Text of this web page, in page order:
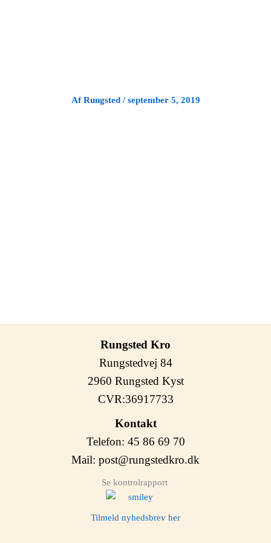
AfRungsted /september 5, 2019
Rungsted Kro
Rungstedvej 84
2960 Rungsted Kyst
CVR:36917733
Kontakt
Telefon: 45 86 69 70
Mail: post@rungstedkro.dk
Se kontrolrapport
Tilmeld nyhedsbrev her